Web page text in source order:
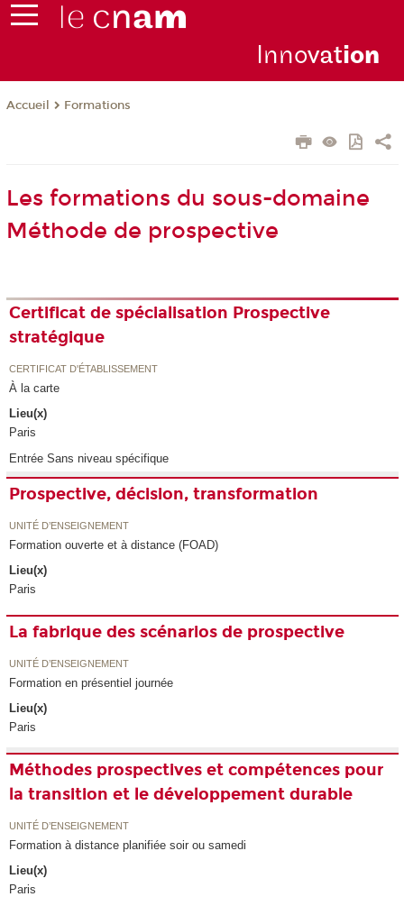
Innovation
Accueil Formations
Les formations du sous-domaine
Méthode de prospective
Certificat de spécialisation Prospective
stratégique
CERTIFICAT D'ÉTABLISSEMENT
À la carte
Lieu(x)
Paris
Entrée Sans niveau spécifique
Prospective, décision, transformation
UNITÉ D’ENSEIGNEMENT
Formation ouverte et à distance (FOAD)
Lieu(x)
Paris
La fabrique des scénarios de prospective
UNITÉ D’ENSEIGNEMENT
Formation en présentiel journée
Lieu(x)
Paris
Méthodes prospectives et compétences pour
la transition et le développement durable
UNITÉ D’ENSEIGNEMENT
Formation à distance planifiée soir ou samedi
Lieu(x)
Paris